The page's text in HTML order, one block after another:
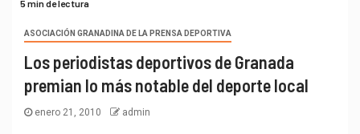
5 min de lectura
ASOCIACIÓN GRANADINA DE LA PRENSA DEPORTIVA
Los periodistas deportivos de Granada
premian lo más notable del deporte local
enero 21, 2010 admin